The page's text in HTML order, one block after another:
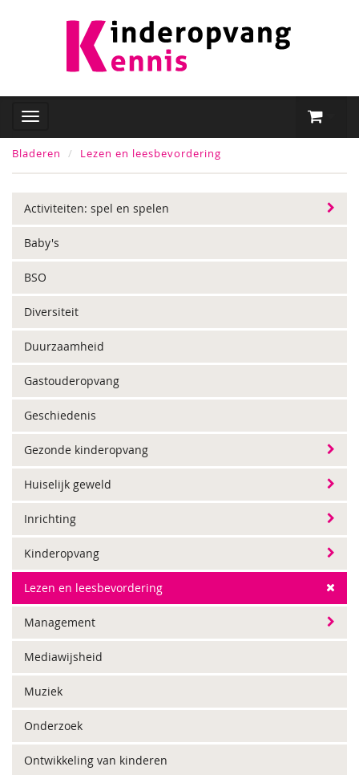
Bladeren Lezen en leesbevordering
Activiteiten: spel en spelen
Baby's
BSO
Diversiteit
Duurzaamheid
Gastouderopvang
Geschiedenis
Gezonde kinderopvang
Huiselijk geweld
Inrichting
Kinderopvang
Lezen en leesbevordering
Management
Mediawijsheid
Muziek
Onderzoek
Ontwikkeling van kinderen